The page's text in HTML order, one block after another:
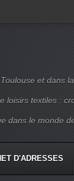
et dans
loisirs textiles :
dans le monde
D'ADRESSES